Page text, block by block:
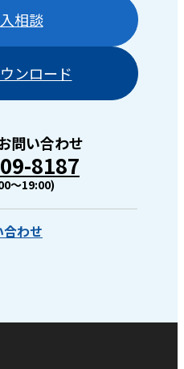
相談
ンロード
問い合わせ
8187
〜19:00)
合わせ